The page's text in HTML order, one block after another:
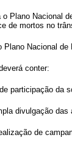
o Plano Nacional
de mortos no
Plano Nacional
conter:
participação da
divulgação
de